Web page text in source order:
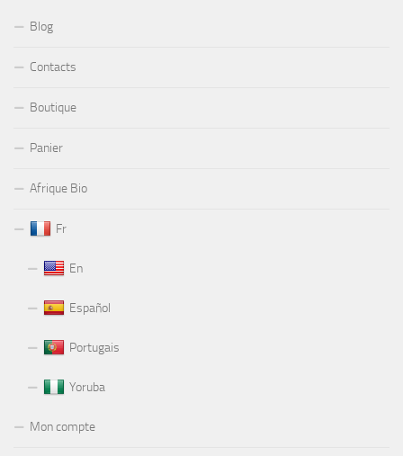
Blog
Contacts
Boutique
Panier
Afrique Bio
Fr
En
Español
Portugais
Yoruba
Mon compte